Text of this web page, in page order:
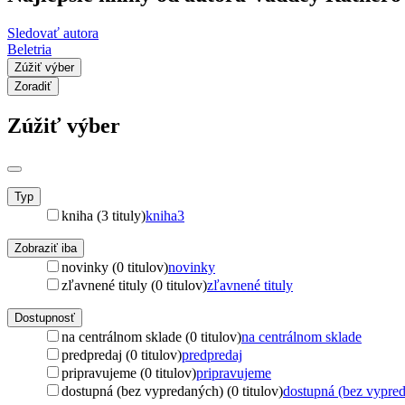
Sledovať autora
Beletria
Zúžiť výber
Zoradiť
Zúžiť výber
Typ
kniha (3 tituly)kniha3
Zobraziť iba
novinky (0 titulov)novinky
zľavnené tituly (0 titulov)zľavnené tituly
Dostupnosť
na centrálnom sklade (0 titulov)na centrálnom sklade
predpredaj (0 titulov)predpredaj
pripravujeme (0 titulov)pripravujeme
dostupná (bez vypredaných) (0 titulov)dostupná (bez